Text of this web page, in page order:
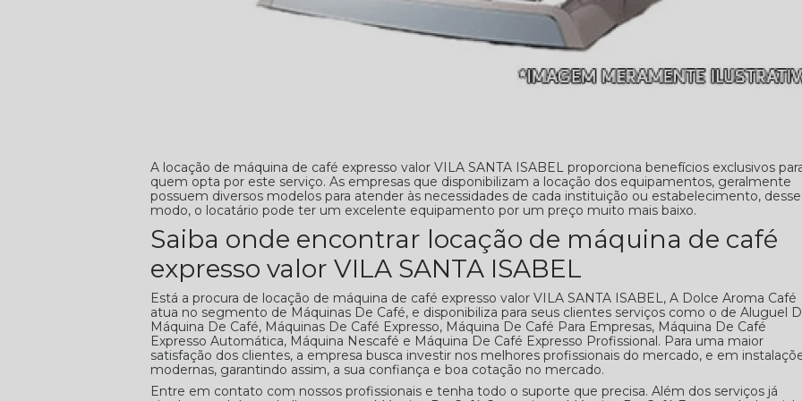
A locação de máquina de café expresso valor VILA SANTA ISABEL proporciona benefícios exclusivos
quem opta por este serviço. As empresas que disponibilizam a locação dos equipamentos, geralmente
possuem diversos modelos para atender às necessidades de cada instituição ou estabelecimento, desse
modo, o locatário pode ter um excelente equipamento por um preço muito mais baixo.
Saiba onde encontrar locação de máquina de café
expresso valor VILA SANTA ISABEL
Está a procura de locação de máquina de café expresso valor VILA SANTA ISABEL, A Dolce Aroma Café
atua no segmento de Máquinas De Café, e disponibiliza para seus clientes serviços como o de Aluguel
Máquina De Café, Máquinas De Café Expresso, Máquina De Café Para Empresas, Máquina De Café
Expresso Automática, Máquina Nescafé e Máquina De Café Expresso Profissional. Para uma maior
satisfação dos clientes, a empresa busca investir nos melhores profissionais do mercado, e em
modernas, garantindo assim, a sua confiança e boa cotação no mercado.
Entre em contato com nossos profissionais e tenha todo o suporte que precisa. Além dos serviços já